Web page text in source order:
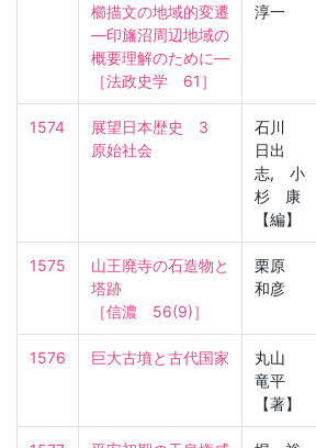
櫛描文の地域的変遷
―印旛沼周辺地域の
概要理解のために―
［法政史学　61］
淳一
1574
展望日本歴史　3
原始社会
石川
日出
志, 小
杉 康
【編】
1575
山王廃寺の石造物と
塔跡
［信濃　56(9)］
栗原
和彦
1576 巨大古墳と古代国家
丸山
竜平
【著】